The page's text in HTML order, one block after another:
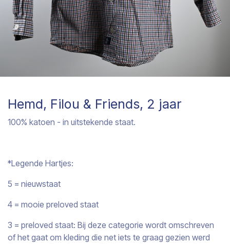
Hemd, Filou & Friends, 2 jaar
100% katoen - in uitstekende staat.
*Legende Hartjes:
5 = nieuwstaat
4 = mooie preloved staat
3 = preloved staat: Bij deze categorie wordt omschreven
of het gaat om kleding die net iets te graag gezien werd